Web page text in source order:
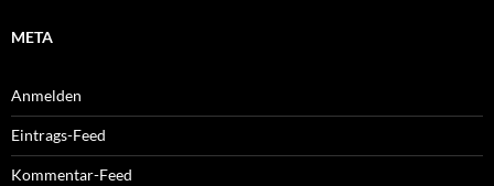
META
Anmelden
Eintrags-Feed
Kommentar-Feed